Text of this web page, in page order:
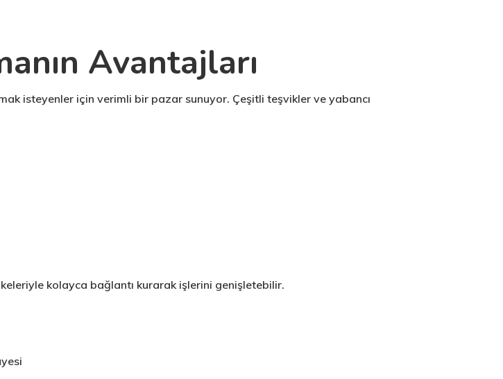
Avantajları
isteyenler için verimli bir pazar sunuyor. Çeşitli teşvikler ve yabancı
kolayca bağlantı kurarak işlerini genişletebilir.